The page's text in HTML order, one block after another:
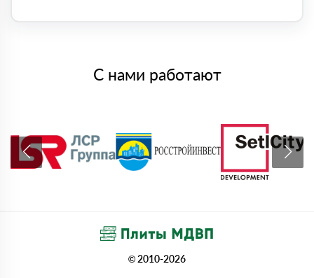
С нами работают
© 2010-2026